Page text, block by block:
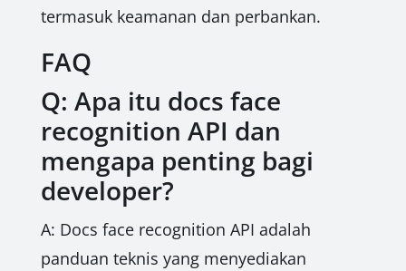
termasuk keamanan dan perbankan.
FAQ
Q: Apa itu docs face
recognition API dan
mengapa penting bagi
developer?
A: Docs face recognition API adalah
panduan teknis yang menyediakan